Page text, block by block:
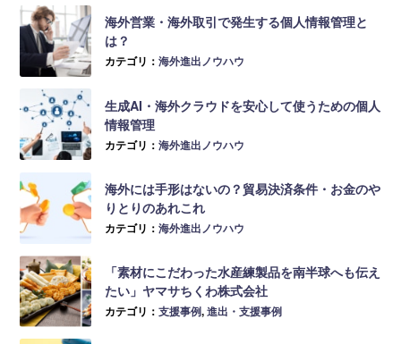
海外営業・海外取引で発生する個人情報管理と
は？
カテゴリ：海外進出ノウハウ
生成AI・海外クラウドを安心して使うための個人
情報管理
カテゴリ：海外進出ノウハウ
海外には手形はないの？貿易決済条件・お金のや
りとりのあれこれ
カテゴリ：海外進出ノウハウ
「素材にこだわった水産練製品を南半球へも伝え
たい」ヤマサちくわ株式会社
カテゴリ：支援事例,進出・支援事例